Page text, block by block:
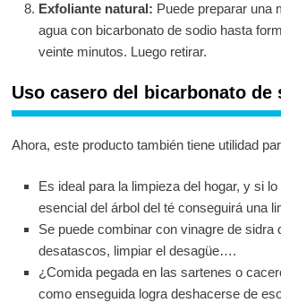
Exfoliante natural: Puede preparar una
agua con bicarbonato de sodio hasta
veinte minutos. Luego retirar.
Uso casero del bicarbonato de
Ahora, este producto también tiene utilidad
Es ideal para la limpieza del hogar, y si
esencial del árbol del té conseguirá una
Se puede combinar con vinagre de
desatascos, limpiar el desagüe….
¿Comida pegada en las sartenes o
como enseguida logra deshacerse de